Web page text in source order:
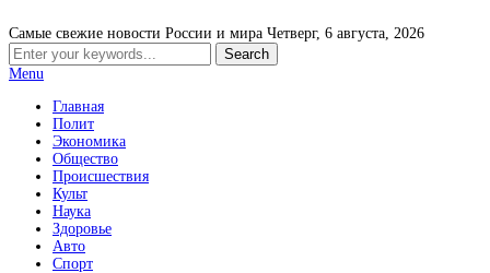
Самые свежие новости России и мира Четверг, 6 августа, 2026
Menu
Главная
Полит
Экономика
Общество
Происшествия
Культ
Наука
Здоровье
Авто
Спорт